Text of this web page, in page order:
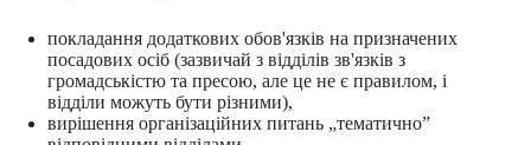
покладання додаткових обов'язків на призначених
посадових осіб (зазвичай з відділів зв'язків з
громадськістю та пресою, але це не є правилом, і
відділи можуть бути різними),
вирішення організаційних питань „тематично”